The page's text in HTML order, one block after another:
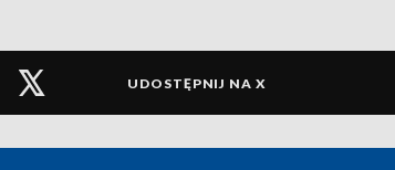
UDOSTĘPNIJ NA X